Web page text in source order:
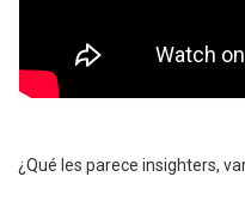
¿Qué les parece insighters,